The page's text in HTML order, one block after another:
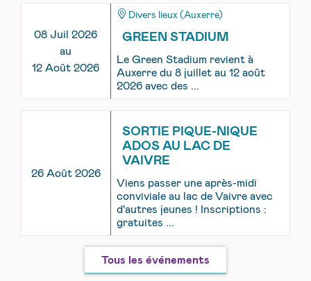
08 Juil 2026
au
12 Août 2026
Divers lieux (Auxerre)
GREEN STADIUM
Le Green Stadium revient à
Auxerre du 8 juillet au 12 août
2026 avec des ...
26 Août 2026
SORTIE PIQUE-NIQUE
ADOS AU LAC DE
VAIVRE
Viens passer une après-midi
conviviale au lac de Vaivre avec
d'autres jeunes ! Inscriptions :
gratuites ...
Tous les événements